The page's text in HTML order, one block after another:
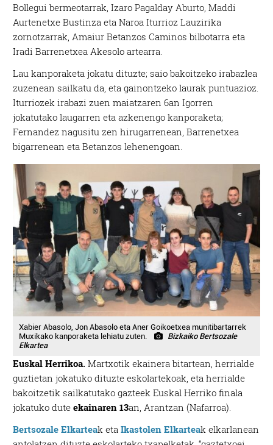
Bollegui bermeotarrak, Izaro Pagalday Aburto, Maddi
Aurtenetxe Bustinza eta Naroa Iturrioz Lauzirika
zornotzarrak, Amaiur Betanzos Caminos bilbotarra eta
Iradi Barrenetxea Akesolo artearra.
Lau kanporaketa jokatu dituzte; saio bakoitzeko irabazlea
zuzenean sailkatu da, eta gainontzeko laurak puntuazioz.
Iturriozek irabazi zuen maiatzaren 6an Igorren
jokatutako laugarren eta azkenengo kanporaketa;
Fernandez nagusitu zen hirugarrenean, Barrenetxea
bigarrenean eta Betanzos lehenengoan.
Xabier Abasolo, Jon Abasolo eta Aner Goikoetxea munitibartarrek
Muxikako kanporaketa lehiatu zuten.
Bizkaiko Bertsozale
Elkartea
Euskal Herrikoa. Martxotik ekainera bitartean, herrialde
guztietan jokatuko dituzte eskolartekoak, eta herrialde
bakoitzetik sailkatutako gazteek Euskal Herriko finala
jokatuko dute ekainaren 13an, Arantzan (Nafarroa).
Bertsozale Elkarteak etaIkastolen Elkarteak elkarlanean